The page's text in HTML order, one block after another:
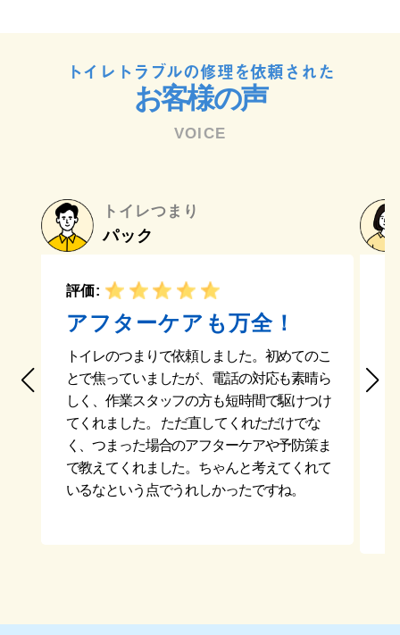
トイレトラブルの修理を依頼された
お客様の声
VOICE
トイレつまり
パック
評価:
アフターケアも万全！
トイレのつまりで依頼しました。初めてのこ
とで焦っていましたが、電話の対応も素晴ら
しく、作業スタッフの方も短時間で駆けつけ
てくれました。 ただ直してくれただけでな
く、つまった場合のアフターケアや予防策ま
で教えてくれました。ちゃんと考えてくれて
いるなという点でうれしかったですね。